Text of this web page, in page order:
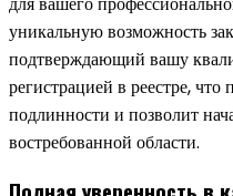
уникальную возможность
подтверждающий вашу
регистрацией в реестре, что
подлинности и позволит
востребованной области.